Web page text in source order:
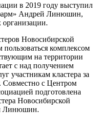
в 2019 году выступил
Андрей Линюшин,
организации.
Новосибирской
пользоваться комплексом
на территории
с над получением
участникам кластера за
Совместно с Центром
подготовлена
Новосибирской
Линюшин.